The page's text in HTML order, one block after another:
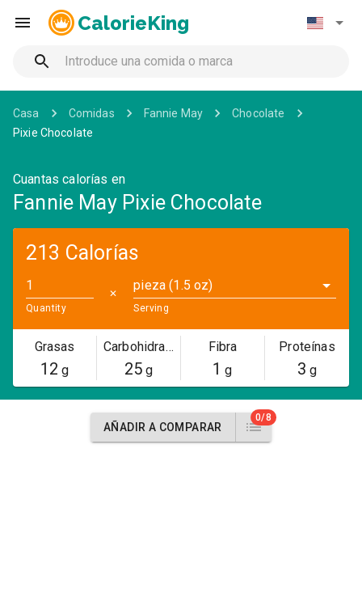
CalorieKing
Casa Comidas Fannie May
Chocolate
Pixie Chocolate
Cuantas calorías en
Fannie May Pixie Chocolate
213 Calorías
Quantity
✕
pieza (1.5 oz)
Serving
Grasas
12 g
Carbohidratos
25g
Fibra
1 g
Proteínas
3 g
AÑADIR A COMPARAR
0/8